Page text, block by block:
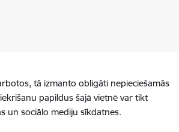
tā izmanto obligāti nepieciešamās
papildus šajā vietnē var tikt
un sociālo mediju sīkdatnes.